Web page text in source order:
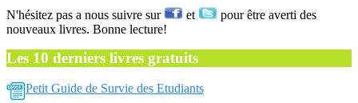
N'hésitez pas a nous suivre sur et
pour être averti des
nouveaux livres. Bonne lecture!
Les 10 derniers livres gratuits
Petit Guide de Survie des Etudiants